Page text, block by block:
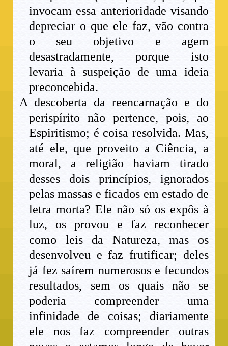
invocam essa anterioridade visando
depreciar o que ele faz, vão contra
o seu objetivo e agem
desastradamente, porque isto
levaria à suspeição de uma ideia
preconcebida.
A descoberta da reencarnação e do
perispírito não pertence, pois, ao
Espiritismo; é coisa resolvida. Mas,
até ele, que proveito a Ciência, a
moral, a religião haviam tirado
desses dois princípios, ignorados
pelas massas e ficados em estado de
letra morta? Ele não só os expôs à
luz, os provou e faz reconhecer
como leis da Natureza, mas os
desenvolveu e faz frutificar; deles
já fez saírem numerosos e fecundos
resultados, sem os quais não se
poderia compreender uma
infinidade de coisas; diariamente
ele nos faz compreender outras